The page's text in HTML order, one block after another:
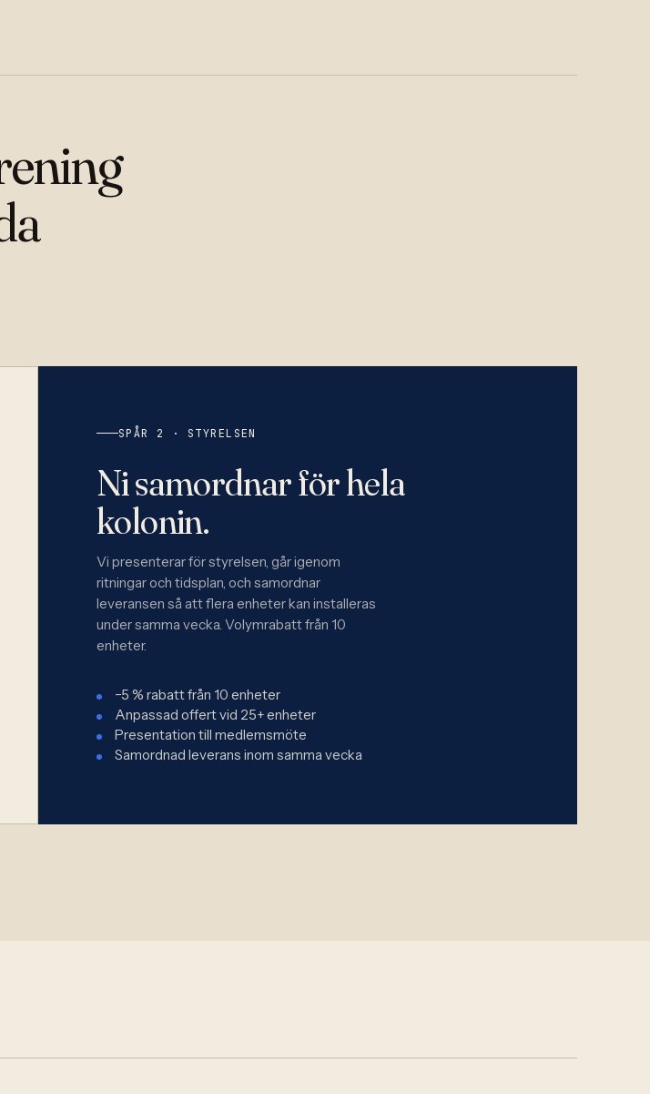
SPÅR 2 · STYRELSEN
Ni samordnar för hela
kolonin.
Vi presenterar för styrelsen, går igenom
ritningar och tidsplan, och samordnar
leveransen så att flera enheter kan installeras
under samma vecka. Volymrabatt från 10
enheter.
−5 % rabatt från 10 enheter
Anpassad offert vid 25+ enheter
Presentation till medlemsmöte
Samordnad leverans inom samma vecka